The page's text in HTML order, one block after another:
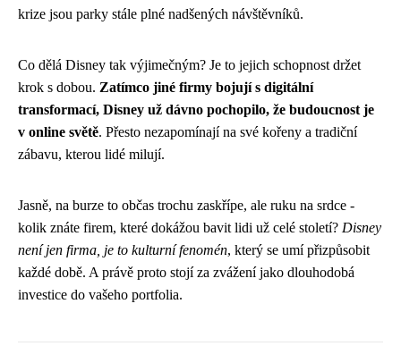
krize jsou parky stále plné nadšených návštěvníků.
Co dělá Disney tak výjimečným? Je to jejich schopnost držet
krok s dobou. Zatímco jiné firmy bojují s digitální
transformací, Disney už dávno pochopilo, že budoucnost je
v online světě. Přesto nezapomínají na své kořeny a tradiční
zábavu, kterou lidé milují.
Jasně, na burze to občas trochu zaskřípe, ale ruku na srdce -
kolik znáte firem, které dokážou bavit lidi už celé století? Disney
není jen firma, je to kulturní fenomén, který se umí přizpůsobit
každé době. A právě proto stojí za zvážení jako dlouhodobá
investice do vašeho portfolia.